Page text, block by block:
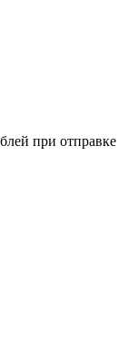
при отправке